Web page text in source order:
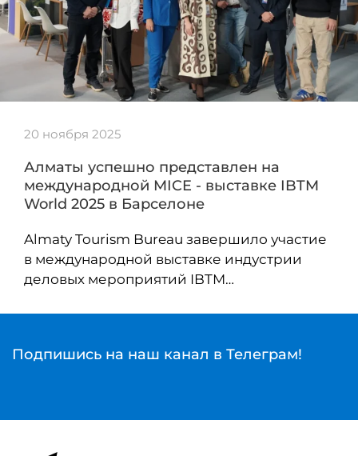
20 ноября 2025
Алматы успешно представлен на
международной MICE - выставке IBTM
World 2025 в Барселоне
Almaty Tourism Bureau завершило участие
в международной выставке индустрии
деловых мероприятий IBTM…
Подпишись на наш канал в Телеграм!